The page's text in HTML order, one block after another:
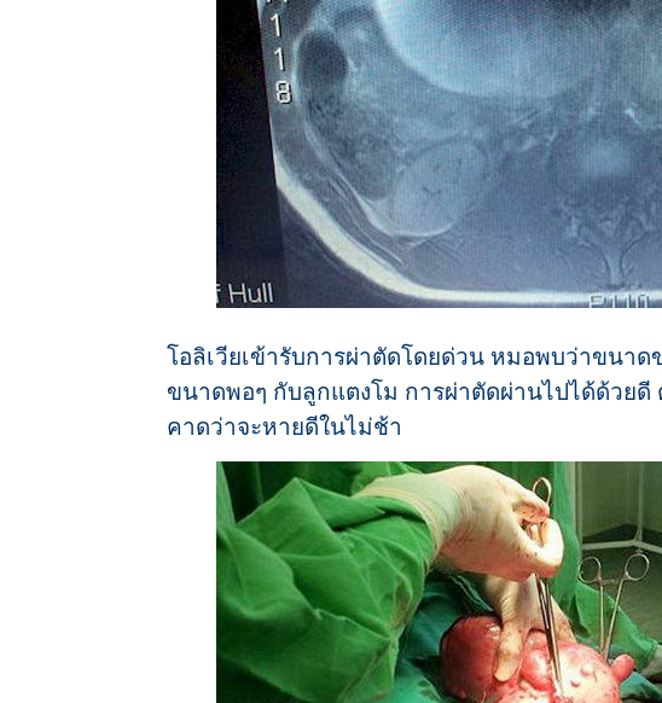
โอลิเวียเข้ารับการผ่าตัดโดยด่วน หมอพบว่าขนา
ขนาดพอๆ กับลูกแตงโม การผ่าตัดผ่านไปได้ด้วย
คาดว่าจะหายดีในไม่ช้า